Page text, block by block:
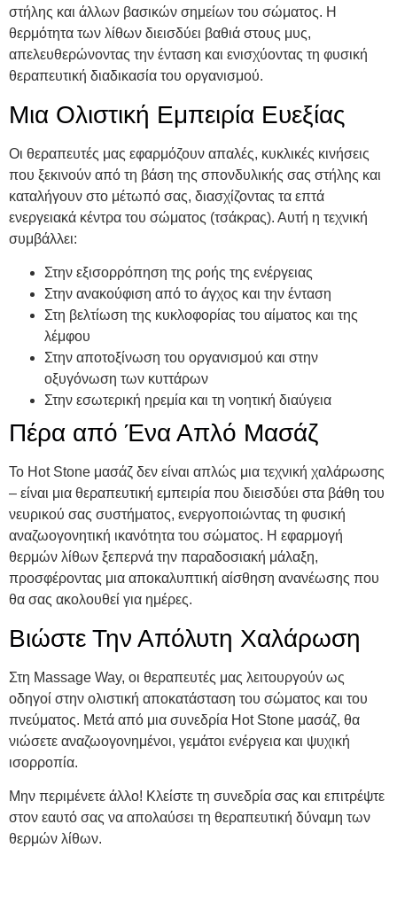
στήλης και άλλων βασικών σημείων του σώματος. Η
θερμότητα των λίθων διεισδύει βαθιά στους μυς,
απελευθερώνοντας την ένταση και ενισχύοντας τη φυσική
θεραπευτική διαδικασία του οργανισμού.
Μια Ολιστική Εμπειρία Ευεξίας
Οι θεραπευτές μας εφαρμόζουν απαλές, κυκλικές κινήσεις
που ξεκινούν από τη βάση της σπονδυλικής σας στήλης και
καταλήγουν στο μέτωπό σας, διασχίζοντας τα επτά
ενεργειακά κέντρα του σώματος (τσάκρας). Αυτή η τεχνική
συμβάλλει:
Στην εξισορρόπηση της ροής της ενέργειας
Στην ανακούφιση από το άγχος και την ένταση
Στη βελτίωση της κυκλοφορίας του αίματος και της
λέμφου
Στην αποτοξίνωση του οργανισμού και στην
οξυγόνωση των κυττάρων
Στην εσωτερική ηρεμία και τη νοητική διαύγεια
Πέρα από Ένα Απλό Μασάζ
Το Hot Stone μασάζ δεν είναι απλώς μια τεχνική χαλάρωσης
– είναι μια θεραπευτική εμπειρία που διεισδύει στα βάθη του
νευρικού σας συστήματος, ενεργοποιώντας τη φυσική
αναζωογονητική ικανότητα του σώματος. Η εφαρμογή
θερμών λίθων ξεπερνά την παραδοσιακή μάλαξη,
προσφέροντας μια αποκαλυπτική αίσθηση ανανέωσης που
θα σας ακολουθεί για ημέρες.
Βιώστε Την Απόλυτη Χαλάρωση
Στη Massage Way, οι θεραπευτές μας λειτουργούν ως
οδηγοί στην ολιστική αποκατάσταση του σώματος και του
πνεύματος. Μετά από μια συνεδρία Hot Stone μασάζ, θα
νιώσετε αναζωογονημένοι, γεμάτοι ενέργεια και ψυχική
ισορροπία.
Μην περιμένετε άλλο! Κλείστε τη συνεδρία σας και επιτρέψτε
στον εαυτό σας να απολαύσει τη θεραπευτική δύναμη των
θερμών λίθων.